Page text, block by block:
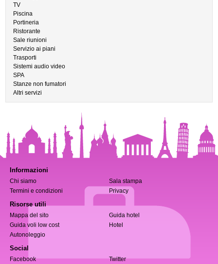
TV
Piscina
Portineria
Ristorante
Sale riunioni
Servizio ai piani
Trasporti
Sistemi audio video
SPA
Stanze non fumatori
Altri servizi
Informazioni
Chi siamo
Sala stampa
Termini e condizioni
Privacy
Risorse utili
Mappa del sito
Guida hotel
Guida voli low cost
Hotel
Autonoleggio
Social
Facebook Twitter